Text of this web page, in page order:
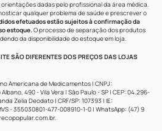
dadas pelo profissional da área médica.
qualquer problema de saúde e prescrever o
efetuados estão sujeitos à confirmação da
estoque.O processo de separação dos produtos
da disponibilidade do estoque em loja.
SÃO DIFERENTES DOS PREÇOS DAS LOJAS
Americana de Medicamentos | CNPJ:
490 - Vila Vera | São Paulo - SP | CEP: 04.296-
Zelia Deodato | CRF/SP: 107393 | IE:
- 355030801-477-008910-1-0 | WhatsApp: (47) 9
.